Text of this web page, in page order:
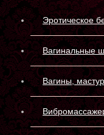
Эротическое
Вагинальные
Вагины,